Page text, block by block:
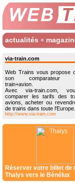
actualités
via-train.com
Web Trains vous propose
son comparateur
train+avion.
Avec via-train.com,
comparer les tarifs des
avions, acheter ou
de trains dans toute l'Europe.
http://www.via-train.com
Réserver votre billet de
Thalys vers le Bénélux